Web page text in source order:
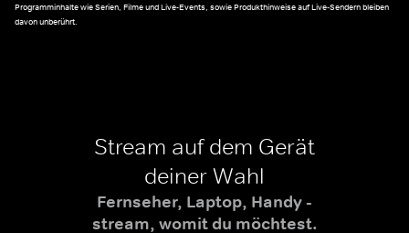
Programminhalte wie Serien, Filme und Live-Events, sowie Produkthinweise auf Live-Sendern bleiben
davon unberührt.
Stream auf dem Gerät
deiner Wahl
Fernseher, Laptop, Handy -
stream, womit du möchtest.